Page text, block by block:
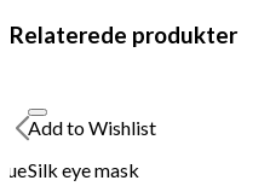
Relaterede produkter
Add to Wishlist
Silk eye mask